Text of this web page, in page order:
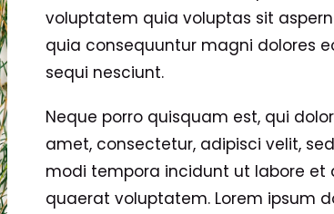
voluptatem quia voluptas sit
quia consequuntur magni dolores
sequi nesciunt.
Neque porro quisquam est, qui
amet, consectetur, adipisci velit,
modi tempora incidunt ut labore
quaerat voluptatem. Lorem ipsum